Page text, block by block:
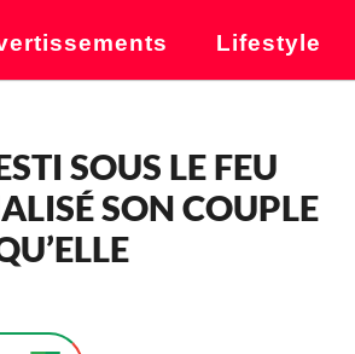
Lifestyle
SOUS LE FEU
SON COUPLE